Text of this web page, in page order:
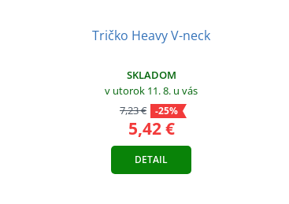
Tričko Heavy V-neck
SKLADOM
v utorok 11. 8. u vás
7,23 €
-25%
5,42 €
DETAIL